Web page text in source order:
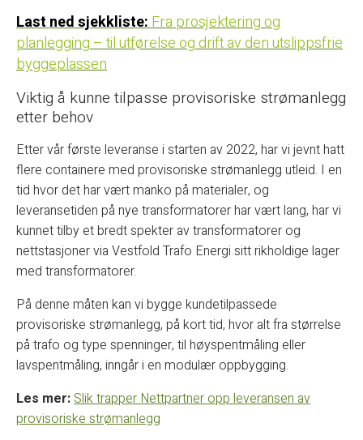
Last nedsjekkliste:Fra prosjektering og
planlegging – til utførelse og drift av den utslippsfrie
byggeplassen
Viktig å kunne tilpasse provisoriske strømanlegg
etter behov
Etter vår første leveranse i starten av 2022, har vi jevnt hatt
flere containere med provisoriske strømanlegg utleid. I en
tid hvor det har vært manko på materialer, og
leveransetiden på nye transformatorer har vært lang, har vi
kunnet tilby et bredt spekter av transformatorer og
nettstasjoner via Vestfold Trafo Energi sitt rikholdige lager
med transformatorer.
På denne måten kan vi bygge kundetilpassede
provisoriske strømanlegg, på kort tid, hvor alt fra størrelse
på trafo og type spenninger, til høyspentmåling eller
lavspentmåling, inngår i en modulær oppbygging.
Les mer:Slik trapper Nettpartner opp leveransen av
provisoriske strømanlegg